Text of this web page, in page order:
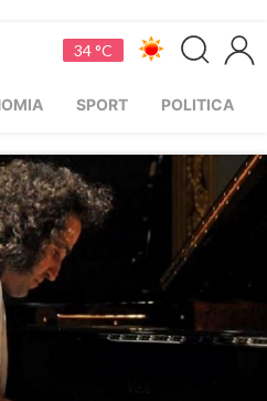
34 °C
SPORT POLITICA